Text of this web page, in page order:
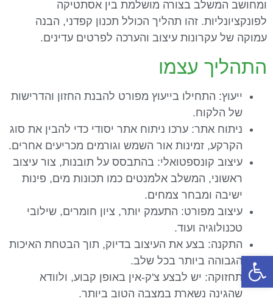
ומחושב המשלב בצורה מושלמת בין אסתטיקה
לפונקציונליות. זהו תהליך הכולל תכנון קפדני, הבנה
עמוקה של עקרונות עיצוב והערכה לפרטים עדינים.
התהליך עצמו
ייעוץ: התחילו בייעוץ מפורט להבנת החזון והדרישות
של הלקוח.
ניתוח אתר: ערכו ניתוח אתר יסודי כדי להבין את סוג
הקרקע, זמינות אור השמש וגורמים מכריעים אחרים.
עיצוב קונספטואלי: בהתבסס על תובנות, צור עיצוב
ראשוני, המשלב אלמנטים כמו תכונות מים, פינות
ישיבה ומבחר צמחים.
עיצוב מפורט: התעמק יותר, ציון חומרים, שילובי
טכנולוגיה ועוד.
התקנה: בצע את העיצוב בדיוק, תוך הבטחת האיכות
הגבוהה ביותר בכל שלב.
תחזוקה: יש לבצע צ'ק-אין באופן קבוע, ולוודא
שהגינה נשארת במצבה הטוב ביותר.
פתח סרגל נגישות